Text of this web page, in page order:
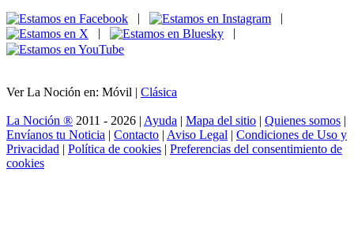
|
|
|
|
Ver La Noción en: Móvil | Clásica
La Noción ® 2011 - 2026 | Ayuda | Mapa del sitio | Quienes somos |
Envíanos tu Noticia | Contacto | Aviso Legal | Condiciones de Uso y
Privacidad | Política de cookies | Preferencias del consentimiento de
cookies